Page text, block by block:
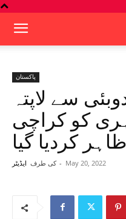
پاکستان
سے لاپتہ
کو کراچی
کردیا گیا
کی طرف ایڈیٹر - May 20, 2022